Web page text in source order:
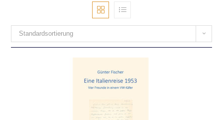
Standardsortierung